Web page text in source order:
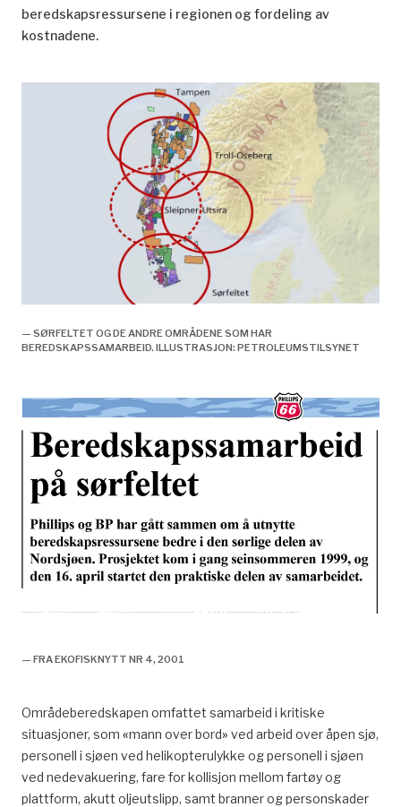
beredskapsressursene i regionen og fordeling av
kostnadene.
— SØRFELTET OG DE ANDRE OMRÅDENE SOM HAR
BEREDSKAPSSAMARBEID. ILLUSTRASJON: PETROLEUMSTILSYNET
— FRA EKOFISKNYTT NR 4, 2001
Områdeberedskapen omfattet samarbeid i kritiske
situasjoner, som «mann over bord» ved arbeid over åpen sjø,
personell i sjøen ved helikopterulykke og personell i sjøen
ved nedevakuering, fare for kollisjon mellom fartøy og
plattform, akutt oljeutslipp, samt branner og personskader